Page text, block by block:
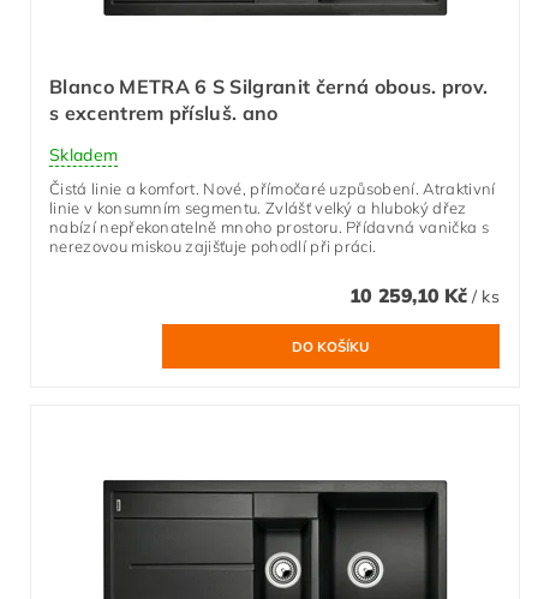
Blanco METRA 6 S Silgranit černá obous. prov.
s excentrem přísluš. ano
Skladem
Čistá linie a komfort. Nové, přímočaré uzpůsobení. Atraktivní
linie v konsumním segmentu. Zvlášť velký a hluboký dřez
nabízí nepřekonatelně mnoho prostoru. Přídavná vanička s
nerezovou miskou zajišťuje pohodlí při práci.
10 259,10 Kč / ks